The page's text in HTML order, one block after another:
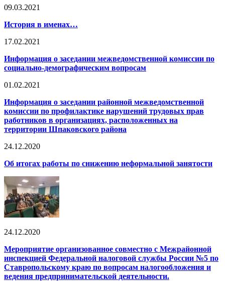
09.03.2021
История в именах…
17.02.2021
Информация о заседании межведомственной комиссии по
социально-демографическим вопросам
01.02.2021
Информация о заседании районной межведомственной
комиссии по профилактике нарушений трудовых прав
работников в организациях, расположенных на
территории Шпаковского района
24.12.2020
Об итогах работы по снижению неформальной занятости
24.12.2020
Мероприятие организованное совместно с Межрайонной
инспекцией Федеральной налоговой службы России №5 по
Ставропольскому краю по вопросам налогообложения и
ведения предпринимательской деятельности.